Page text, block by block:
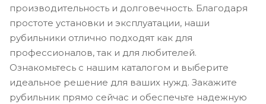
производительность и долговечность. Благодаря
простоте установки и эксплуатации, наши
рубильники отлично подходят как для
профессионалов, так и для любителей.
Ознакомьтесь с нашим каталогом и выберите
идеальное решение для ваших нужд. Закажите
рубильник прямо сейчас и обеспечьте надежную